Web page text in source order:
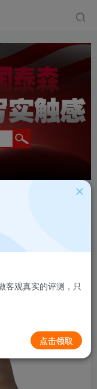
杯测评报告
关注 私信
客观真实的评测，只
点击领取